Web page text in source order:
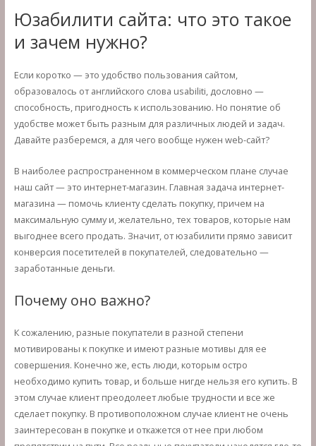
Юзабилити сайта: что это такое
и зачем нужно?
Если коротко — это удобство пользования сайтом,
образовалось от английского слова usabiliti, дословно —
способность, пригодность к использованию. Но понятие об
удобстве может быть разным для различных людей и задач.
Давайте разберемся, а для чего вообще нужен web-сайт?
В наиболее распространенном в коммерческом плане случае
наш сайт — это интернет-магазин. Главная задача интернет-
магазина — помочь клиенту сделать покупку, причем на
максимальную сумму и, желательно, тех товаров, которые нам
выгоднее всего продать. Значит, от юзабилити прямо зависит
конверсия посетителей в покупателей, следовательно —
заработанные деньги.
Почему оно важно?
К сожалению, разные покупатели в разной степени
мотивированы к покупке и имеют разные мотивы для ее
совершения. Конечно же, есть люди, которым остро
необходимо купить товар, и больше нигде нельзя его купить. В
этом случае клиент преодолеет любые трудности и все же
сделает покупку. В противоположном случае клиент не очень
заинтересован в покупке и откажется от нее при любом